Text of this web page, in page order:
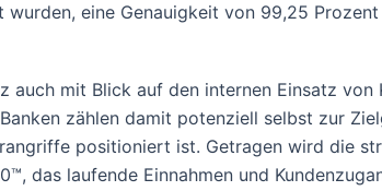
eine Genauigkeit von 99,25
mit Blick auf den internen Einsatz
zählen damit potenziell selbst zur
positioniert ist. Getragen wird die
das laufende Einnahmen und